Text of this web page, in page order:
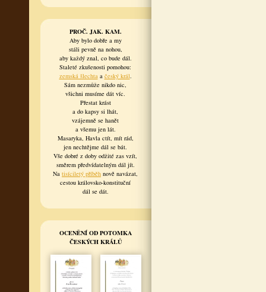
PROČ. JAK. KAM.
Aby bylo dobře a my
stáli pevně na nohou,
aby každý znal, co bude dál.
Staleté zkušenosti pomohou:
zemská šlechtaa český král.
Sám nezmůže nikdo nic,
všichni musíme dát víc.
Přestat krást
a do kapsy si lhát,
vzájemně se hanět
a všemu jen lát.
Masaryka, Havla ctít, mít rád,
jen nechtějme dál se bát.
Vše dobré z doby odžité zas vzít,
směrem předvídatelným dál jít.
Na tisíciletý příběh nově navázat,
cestou královsko-konstituční
dál se dát.
OCENĚNÍ OD POTOMKA
ČESKÝCH KRÁLŮ